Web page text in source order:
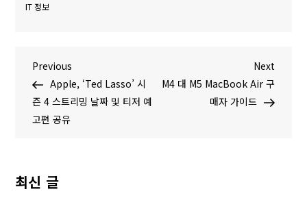
IT 정보
글
탐
P
r
e
v
s
Previous
Apple, ‘Ted Lasso’ 시
즌 4 스트리밍 날짜 및 티저 예
고편 공유
N
e
x
Next
M4 대 M5 MacBook Air 구
매자 가이드
최신 글